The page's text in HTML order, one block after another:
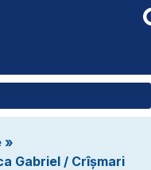
»
Gabriel / Crîșmari